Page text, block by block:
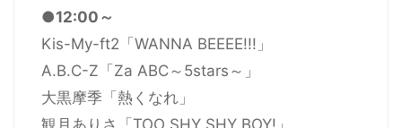
●12:00～
Kis-My-ft2「WANNA BEEEE!!!」
A.B.C-Z「Za ABC～5stars～」
大黒摩季「熱くなれ」
観月ありさ「TOO SHY SHY BOY!」